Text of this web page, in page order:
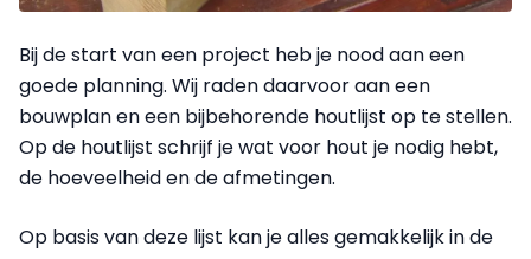
Bij de start van een project heb je nood aan een
goede planning. Wij raden daar­voor aan een
bouwplan en een bijbehorende houtlijst op te stellen.
Op de houtlijst schrijf je wat voor hout je nodig hebt,
de hoeveelheid en de afmetingen.
Op basis van deze lijst kan je alles gemakkelijk in de